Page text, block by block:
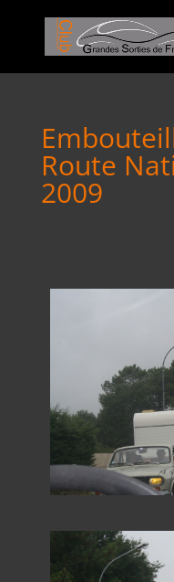
Route
2009